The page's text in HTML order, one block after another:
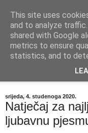
"Kvaka"
Časopis za
srijeda, 4. studenoga 2020.
Natječaj za
ljubavnu
This site uses
and to analyze
shared with Google
metrics to ensure
statistics, and to